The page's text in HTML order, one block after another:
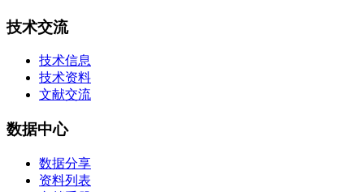
技术交流
技术信息
技术资料
文献交流
数据中心
数据分享
资料列表